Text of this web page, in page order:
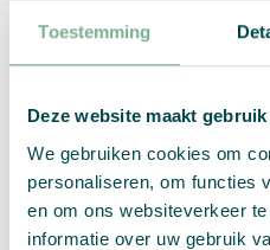
Toestemming
Deze website maakt
We gebruiken cookies om
personaliseren, om functies
en om ons websiteverkeer
informatie over uw gebruik
Samenvatting:
Aantal:Boekenlegger
S
(70
x
148,5
Kies je opties